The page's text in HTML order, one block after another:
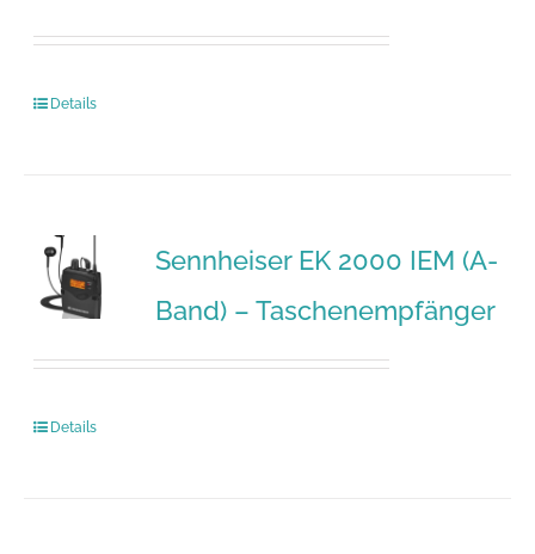
Details
Sennheiser EK 2000 IEM (A-
Band) – Taschenempfänger
Details